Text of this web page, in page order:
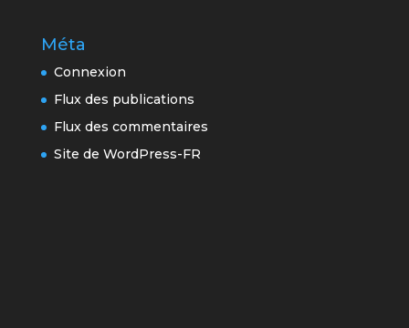
Méta
Connexion
Flux des publications
Flux des commentaires
Site de WordPress-FR